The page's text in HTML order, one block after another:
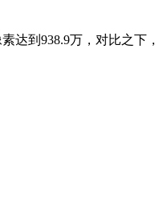
达到938.9万，对比之下，